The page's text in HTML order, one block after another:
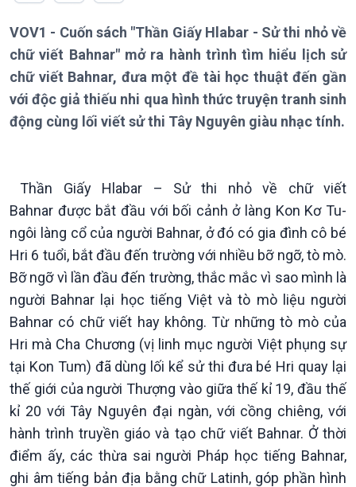
Giới thiệu
Thời sự
Thời sự 6h
Thời sự 12h
Thời sự 18h
Thời sự 21h30
Bản tin
Chuyên mục
Theo dòng Thời sự
VOV1 - Cuốn sách "Thần Giấy Hlabar - Sử thi nhỏ về
chữ viết Bahnar" mở ra hành trình tìm hiểu lịch sử
chữ viết Bahnar, đưa một đề tài học thuật đến gần
với độc giả thiếu nhi qua hình thức truyện tranh sinh
động cùng lối viết sử thi Tây Nguyên giàu nhạc tính.
Thần Giấy Hlabar – Sử thi nhỏ về chữ viết
Bahnar được bắt đầu với bối cảnh ở làng Kon Kơ Tu-
ngôi làng cổ của người Bahnar, ở đó có gia đình cô bé
Hri 6 tuổi, bắt đầu đến trường với nhiều bỡ ngỡ, tò mò.
Bỡ ngỡ vì lần đầu đến trường, thắc mắc vì sao mình là
người Bahnar lại học tiếng Việt và tò mò liệu người
Bahnar có chữ viết hay không. Từ những tò mò của
Hri mà Cha Chương (vị linh mục người Việt phụng sự
tại Kon Tum) đã dùng lối kể sử thi đưa bé Hri quay lại
thế giới của người Thượng vào giữa thế kỉ 19, đầu thế
kỉ 20 với Tây Nguyên đại ngàn, với cồng chiêng, với
hành trình truyền giáo và tạo chữ viết Bahnar. Ở thời
điểm ấy, các thừa sai người Pháp học tiếng Bahnar,
ghi âm tiếng bản địa bằng chữ Latinh, góp phần hình